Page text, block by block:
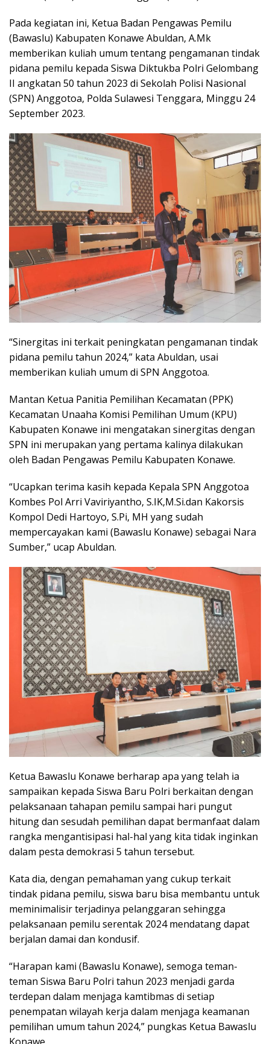
Pada kegiatan ini, Ketua Badan Pengawas Pemilu
(Bawaslu) Kabupaten Konawe Abuldan, A.Mk
memberikan kuliah umum tentang pengamanan tindak
pidana pemilu kepada Siswa Diktukba Polri Gelombang
II angkatan 50 tahun 2023 di Sekolah Polisi Nasional
(SPN) Anggotoa, Polda Sulawesi Tenggara, Minggu 24
September 2023.
“Sinergitas ini terkait peningkatan pengamanan tindak
pidana pemilu tahun 2024,” kata Abuldan, usai
memberikan kuliah umum di SPN Anggotoa.
Mantan Ketua Panitia Pemilihan Kecamatan (PPK)
Kecamatan Unaaha Komisi Pemilihan Umum (KPU)
Kabupaten Konawe ini mengatakan sinergitas dengan
SPN ini merupakan yang pertama kalinya dilakukan
oleh Badan Pengawas Pemilu Kabupaten Konawe.
“Ucapkan terima kasih kepada Kepala SPN Anggotoa
Kombes Pol Arri Vaviriyantho, S.IK,M.Si.dan Kakorsis
Kompol Dedi Hartoyo, S.Pi, MH yang sudah
mempercayakan kami (Bawaslu Konawe) sebagai Nara
Sumber,” ucap Abuldan.
Ketua Bawaslu Konawe berharap apa yang telah ia
sampaikan kepada Siswa Baru Polri berkaitan dengan
pelaksanaan tahapan pemilu sampai hari pungut
hitung dan sesudah pemilihan dapat bermanfaat dalam
rangka mengantisipasi hal-hal yang kita tidak inginkan
dalam pesta demokrasi 5 tahun tersebut.
Kata dia, dengan pemahaman yang cukup terkait
tindak pidana pemilu, siswa baru bisa membantu untuk
meminimalisir terjadinya pelanggaran sehingga
pelaksanaan pemilu serentak 2024 mendatang dapat
berjalan damai dan kondusif.
“Harapan kami (Bawaslu Konawe), semoga teman-
teman Siswa Baru Polri tahun 2023 menjadi garda
terdepan dalam menjaga kamtibmas di setiap
penempatan wilayah kerja dalam menjaga keamanan
pemilihan umum tahun 2024,” pungkas Ketua Bawaslu